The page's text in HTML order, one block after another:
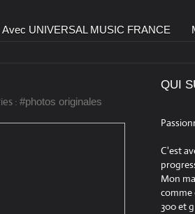
Avec UNIVERSAL MUSIC FRANCE
: #photos originales
QUI
C'est
Mon
comme
300 et